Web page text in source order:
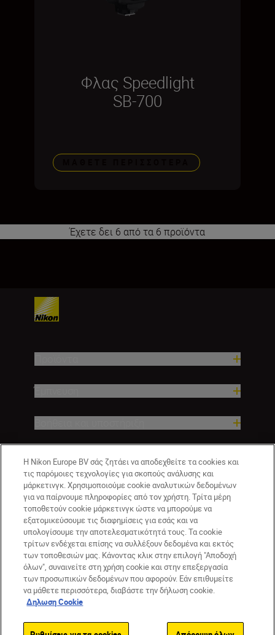
Φλας Speedlight
SB-700
Έχετε δει 6 από τα 6 προϊόντα
GR Nikon Sites
Επικοινωνήστε μαζί μας
Δήλωση περί απορρήτου
Όροι Χρήσης
© 2026 Nikon
Η Nikon Europe BV σάς ζητάει να αποδεχθείτε τα cookies και
τις παρόμοιες τεχνολογίες για σκοπούς ανάλυσης και
μάρκετινγκ. Χρησιμοποιούμε cookie αναλυτικών δεδομένων
για να παίρνουμε πληροφορίες από τον χρήστη. Τρίτα μέρη
τοποθετούν cookie μάρκετινγκ ώστε να μπορούμε να
εξατομικεύσουμε τις διαφημίσεις για εσάς και να
υπολογίσουμε την αποτελεσματικότητά τους. Τα cookie
τρίτων ενδέχεται επίσης να συλλέξουν δεδομένα και εκτός
των τοποθεσιών μας. Κάνοντας κλικ στην επιλογή "Αποδοχή
όλων", συναινείτε στη χρήση cookie και στην επεξεργασία
των προσωπικών δεδομένων που αφορούν. Εάν επιθυμείτε
να μάθετε περισσότερα, διαβάστε την δήλωση cookie.
Δηλωση Cookie